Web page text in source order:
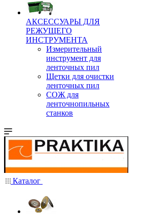
АКСЕССУАРЫ ДЛЯ
РЕЖУЩЕГО
ИНСТРУМЕНТА
Измерительный
инструмент для
ленточных пил
Щетки для очистки
ленточных пил
СОЖ для
ленточнопильных
станков
Каталог